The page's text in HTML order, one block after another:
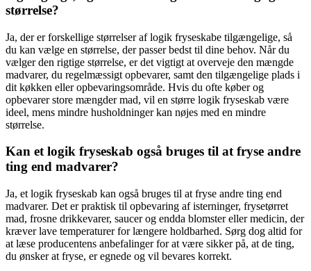
størrelse?
Ja, der er forskellige størrelser af logik fryseskabe tilgængelige, så
du kan vælge en størrelse, der passer bedst til dine behov. Når du
vælger den rigtige størrelse, er det vigtigt at overveje den mængde
madvarer, du regelmæssigt opbevarer, samt den tilgængelige plads i
dit køkken eller opbevaringsområde. Hvis du ofte køber og
opbevarer store mængder mad, vil en større logik fryseskab være
ideel, mens mindre husholdninger kan nøjes med en mindre
størrelse.
Kan et logik fryseskab også bruges til at fryse andre
ting end madvarer?
Ja, et logik fryseskab kan også bruges til at fryse andre ting end
madvarer. Det er praktisk til opbevaring af isterninger, frysetørret
mad, frosne drikkevarer, saucer og endda blomster eller medicin, der
kræver lave temperaturer for længere holdbarhed. Sørg dog altid for
at læse producentens anbefalinger for at være sikker på, at de ting,
du ønsker at fryse, er egnede og vil bevares korrekt.